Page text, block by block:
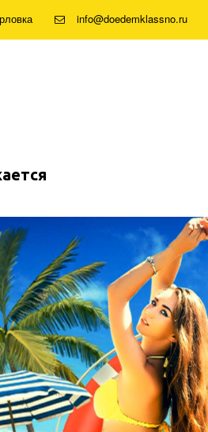
info@doedemklassno.ru